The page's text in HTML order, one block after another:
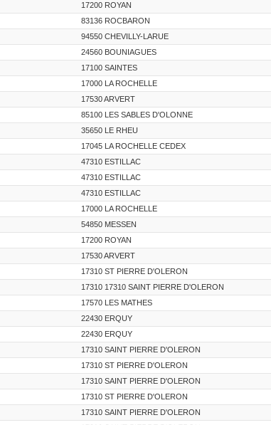
17200 ROYAN
83136 ROCBARON
94550 CHEVILLY-LARUE
24560 BOUNIAGUES
17100 SAINTES
17000 LA ROCHELLE
17530 ARVERT
85100 LES SABLES D'OLONNE
35650 LE RHEU
17045 LA ROCHELLE CEDEX
47310 ESTILLAC
47310 ESTILLAC
47310 ESTILLAC
17000 LA ROCHELLE
54850 MESSEN
17200 ROYAN
17530 ARVERT
17310 ST PIERRE D'OLERON
17310 17310 SAINT PIERRE D'OLERON
17570 LES MATHES
22430 ERQUY
22430 ERQUY
17310 SAINT PIERRE D'OLERON
17310 ST PIERRE D'OLERON
17310 SAINT PIERRE D'OLERON
17310 ST PIERRE D'OLERON
17310 SAINT PIERRE D'OLERON